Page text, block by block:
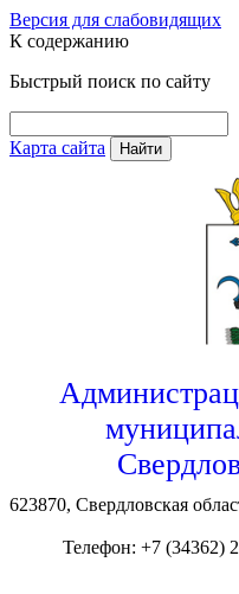
Версия для слабовидящих
К содержанию
Быстрый поиск по сайту
Карта сайта Найти
623870, Свердловская
Телефон: +7 (34362)